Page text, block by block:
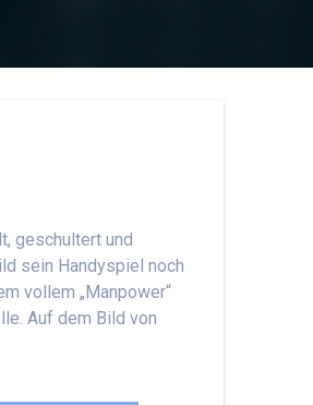
geschultert und
sein Handyspiel noch
vollem „Manpower“
Auf dem Bild von